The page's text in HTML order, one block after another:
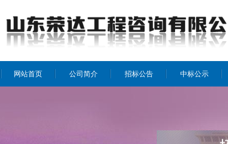
网站首页 公司简介 招标公告 中标公示